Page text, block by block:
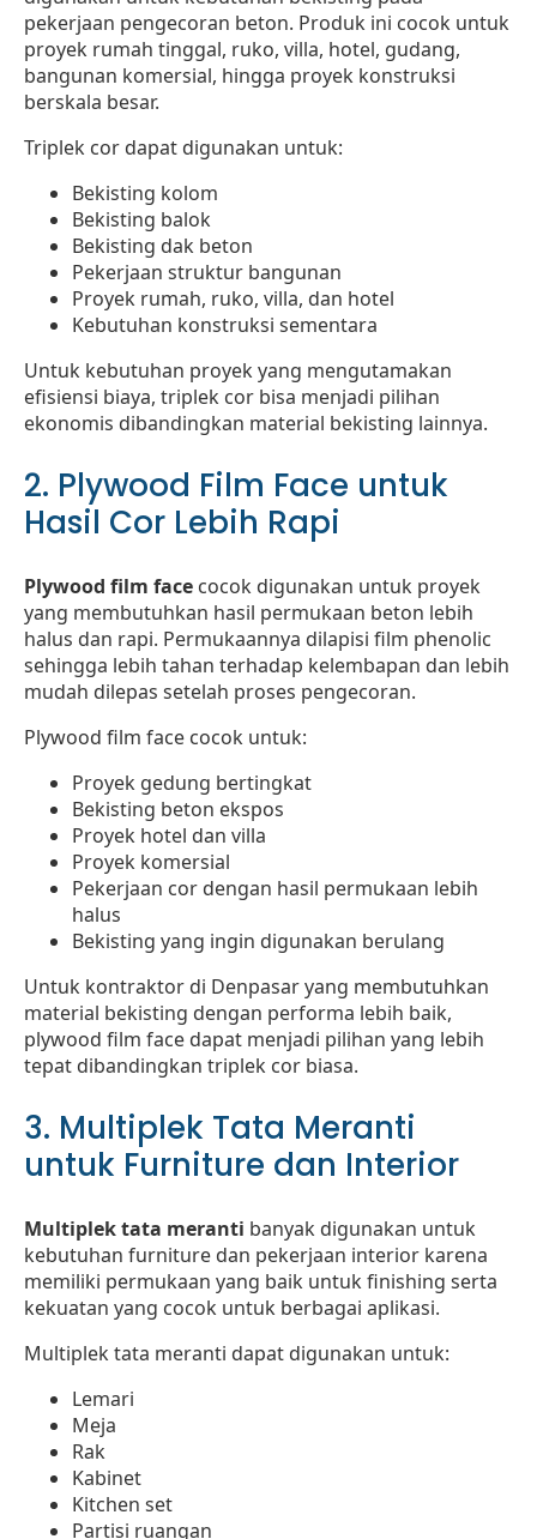
pekerjaan pengecoran beton. Produk ini cocok untuk
proyek rumah tinggal, ruko, villa, hotel, gudang,
bangunan komersial, hingga proyek konstruksi
berskala besar.
Triplek cor dapat digunakan untuk:
Bekisting kolom
Bekisting balok
Bekisting dak beton
Pekerjaan struktur bangunan
Proyek rumah, ruko, villa, dan hotel
Kebutuhan konstruksi sementara
Untuk kebutuhan proyek yang mengutamakan
efisiensi biaya, triplek cor bisa menjadi pilihan
ekonomis dibandingkan material bekisting lainnya.
2. Plywood Film Face untuk
Hasil Cor Lebih Rapi
Plywood film face cocok digunakan untuk proyek
yang membutuhkan hasil permukaan beton lebih
halus dan rapi. Permukaannya dilapisi film phenolic
sehingga lebih tahan terhadap kelembapan dan lebih
mudah dilepas setelah proses pengecoran.
Plywood film face cocok untuk:
Proyek gedung bertingkat
Bekisting beton ekspos
Proyek hotel dan villa
Proyek komersial
Pekerjaan cor dengan hasil permukaan lebih
halus
Bekisting yang ingin digunakan berulang
Untuk kontraktor di Denpasar yang membutuhkan
material bekisting dengan performa lebih baik,
plywood film face dapat menjadi pilihan yang lebih
tepat dibandingkan triplek cor biasa.
3. Multiplek Tata Meranti
untuk Furniture dan Interior
Multiplek tata meranti banyak digunakan untuk
kebutuhan furniture dan pekerjaan interior karena
memiliki permukaan yang baik untuk finishing serta
kekuatan yang cocok untuk berbagai aplikasi.
Multiplek tata meranti dapat digunakan untuk:
Lemari
Meja
Rak
Kabinet
Kitchen set
Partisi ruangan